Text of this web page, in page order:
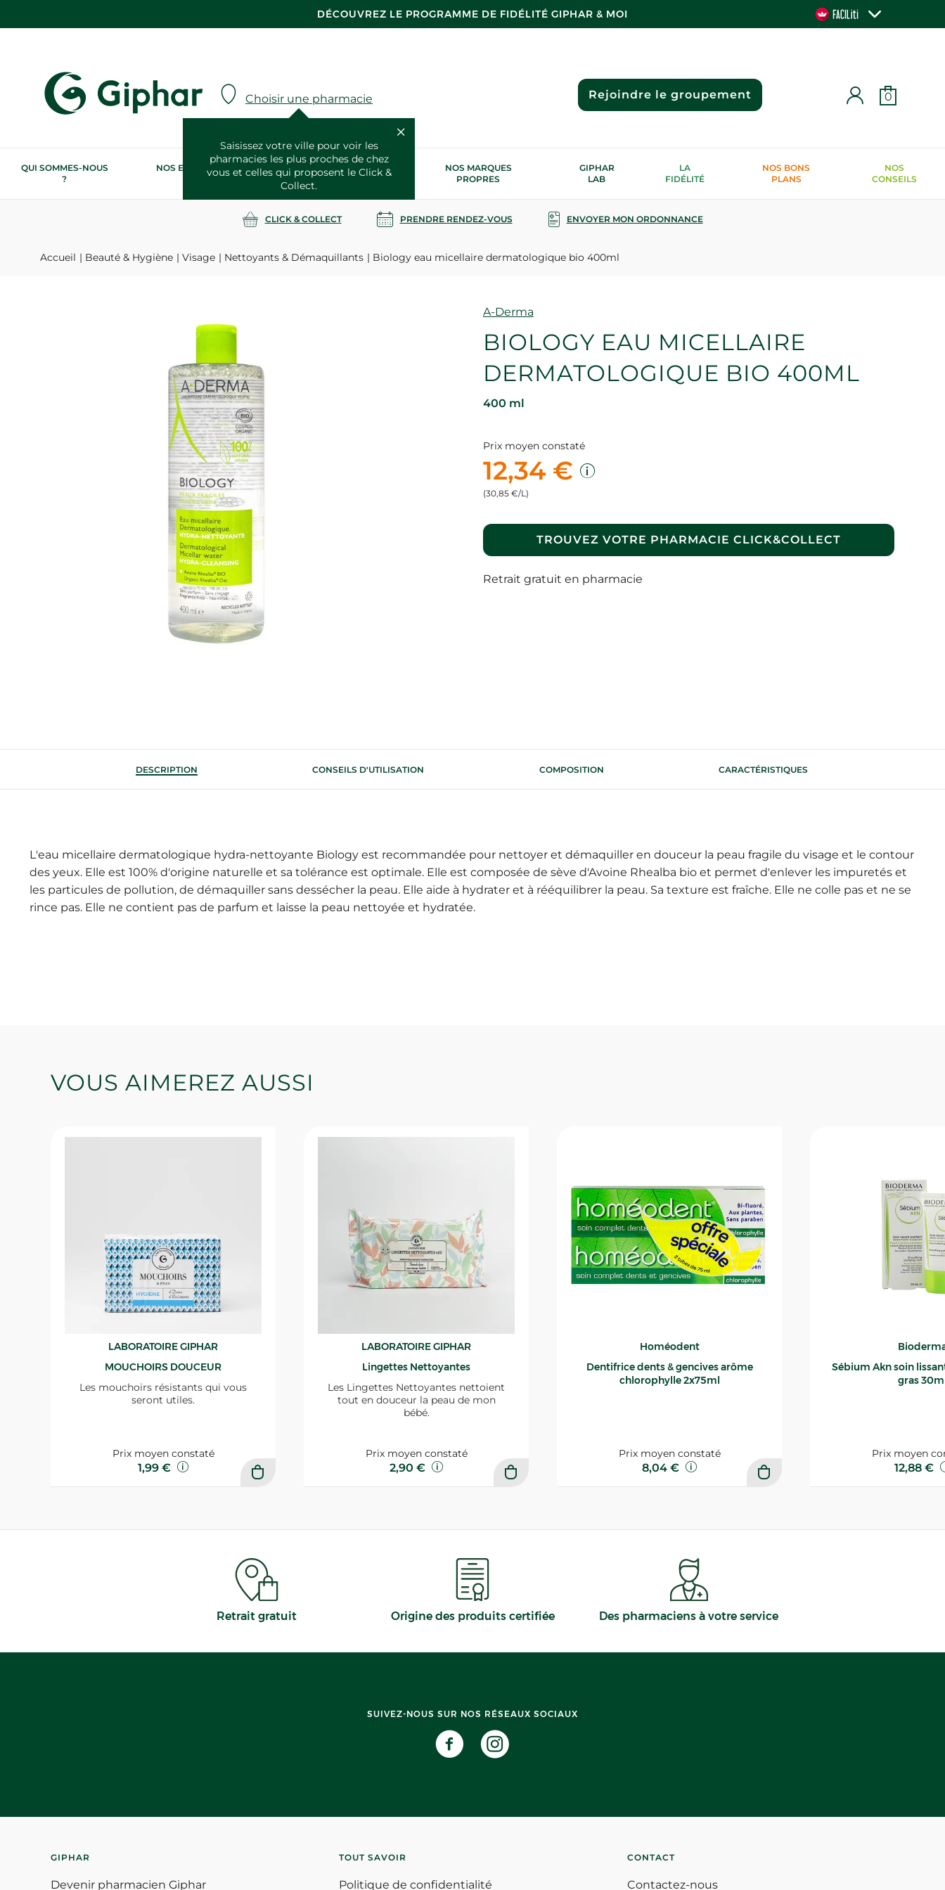
DÉCOUVREZ LE PROGRAMME DE FIDÉLITÉ GIPHAR & MOI
Choisir une pharmacie
Saisissez votre ville pour voir les
pharmacies les plus proches de chez
vous et celles qui proposent le Click &
Collect.
Rejoindre le groupement 0
QUI SOMMES-NOUS
?
NOS ENGAGEMENTS
RSE
NOS SERVICES
SANTÉ
NOS MARQUES
PROPRES
GIPHAR
LAB
LA
FIDÉLITÉ
NOS BONS
PLANS
NOS
CONSEILS
CLICK & COLLECT PRENDRE RENDEZ-VOUS ENVOYER MON ORDONNANCE
Accueil Beauté & Hygiène Visage Nettoyants & Démaquillants Biology eau micellaire dermatologique bio 400ml
Marque
A-Derma
BIOLOGY EAU MICELLAIRE
DERMATOLOGIQUE BIO 400ML
400 ml
Prix moyen constaté
12,34 €
(30,85 €/L)
TROUVEZ VOTRE PHARMACIE CLICK&COLLECT
Retrait gratuit en pharmacie
DESCRIPTION CONSEILS D'UTILISATION COMPOSITION CARACTÉRISTIQUES
L'eau micellaire dermatologique hydra-nettoyante Biology est recommandée pour nettoyer et démaquiller en douceur la peau fragile du visage et le contour
des yeux. Elle est 100% d'origine naturelle et sa tolérance est optimale. Elle est composée de sève d'Avoine Rhealba bio et permet d'enlever les impuretés et
les particules de pollution, de démaquiller sans dessécher la peau. Elle aide à hydrater et à rééquilibrer la peau. Sa texture est fraîche. Elle ne colle pas et ne se
rince pas. Elle ne contient pas de parfum et laisse la peau nettoyée et hydratée.
VOUS AIMEREZ AUSSI
LABORATOIRE GIPHAR
MOUCHOIRS DOUCEUR
Les mouchoirs résistants qui vous
seront utiles.
Prix moyen constaté
1,99 €
LABORATOIRE GIPHAR
Lingettes Nettoyantes
Les Lingettes Nettoyantes nettoient
tout en douceur la peau de mon
bébé.
Prix moyen constaté
2,90 €
Homéodent
Dentifrice dents & gencives arôme
chlorophylle 2x75ml
Prix moyen constaté
8,04 €
Sébium Akn soin lissant
gras
Prix moyen
12,88 €
Retrait gratuit Origine des produits certifiée Des pharmaciens à votre service
SUIVEZ-NOUS SUR NOS RÉSEAUX SOCIAUX
GIPHAR
Devenir pharmacien Giphar
TOUT SAVOIR
Politique de confidentialité
CONTACT
Contactez-nous